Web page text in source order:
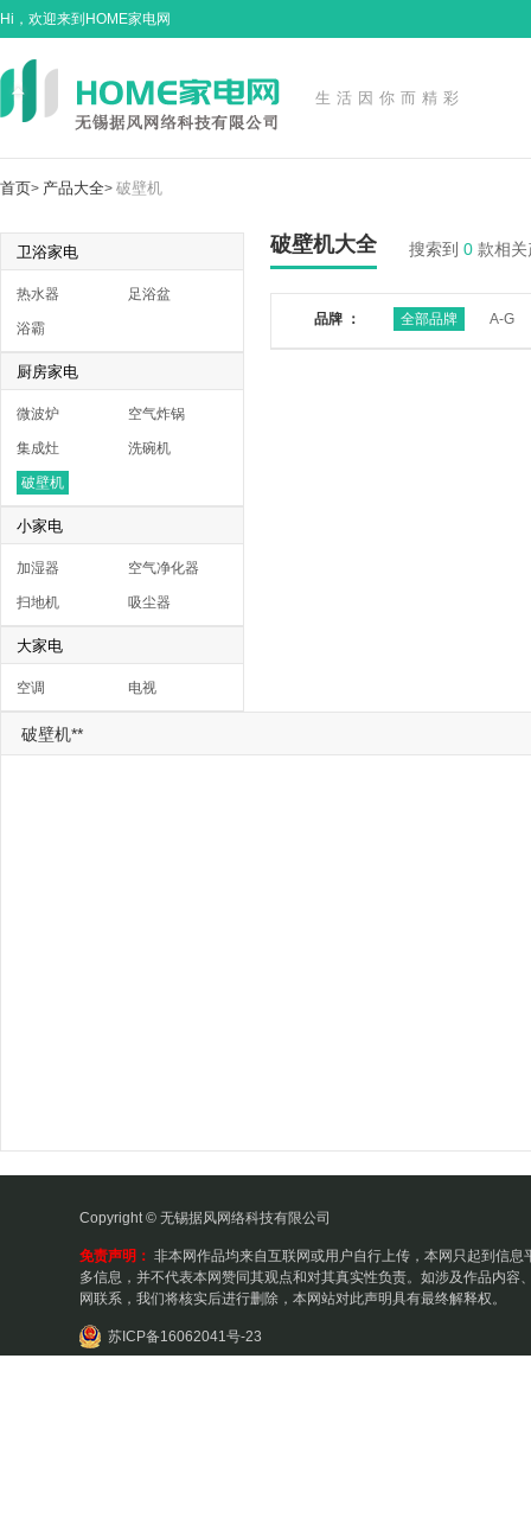
Hi，欢迎来到HOME家电网
生活因你而精彩
首页> 产品大全> 破壁机
卫浴家电
热水器 足浴盆
浴霸
厨房家电
微波炉 空气炸锅
集成灶 洗碗机
破壁机
小家电
加湿器 空气净化器
扫地机 吸尘器
大家电
空调 电视
破壁机大全 搜索到 0 款相关
品牌 ： 全部品牌 A-G
破壁机**
Copyright © 无锡据风网络科技有限公司
免责声明： 非本网作品均来自互联网或用户自行上传，本网只起到信息
多信息，并不代表本网赞同其观点和对其真实性负责。如涉及作品内容
网联系，我们将核实后进行删除，本网站对此声明具有最终解释权。
苏ICP备16062041号-23